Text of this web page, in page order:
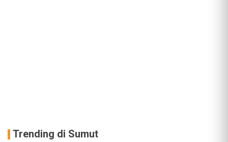
Trending di Sumut